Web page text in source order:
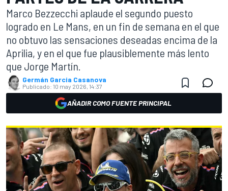
Marco Bezzecchi aplaude el segundo puesto
logrado en Le Mans, en un fin de semana en el que
no obtuvo las sensaciones deseadas encima de la
Aprilia, y en el que fue plausiblemente más lento
que Jorge Martín.
Germán Garcia Casanova
Publicado: 10 may 2026, 14:37
AÑADIR COMO FUENTE PRINCIPAL